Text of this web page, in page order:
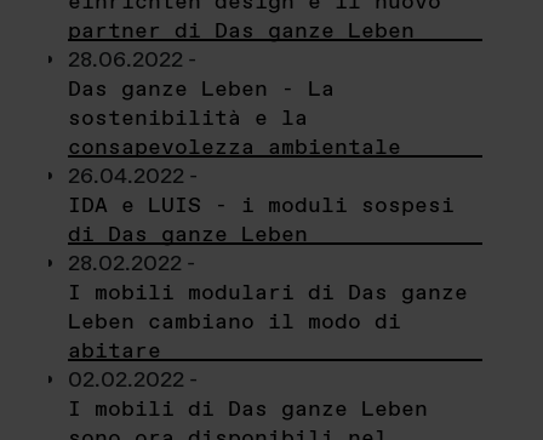
partner di Das ganze Leben
28.06.2022 -
Das ganze Leben - La
sostenibilità e la
consapevolezza ambientale
26.04.2022 -
IDA e LUIS - i moduli sospesi
di Das ganze Leben
28.02.2022 -
I mobili modulari di Das ganze
Leben cambiano il modo di
abitare
02.02.2022 -
I mobili di Das ganze Leben